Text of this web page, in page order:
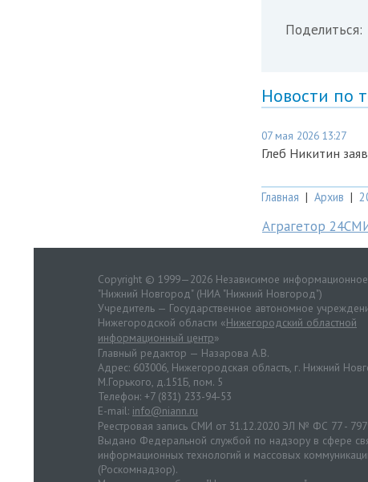
Поделиться:
Новости по
07 мая 2026 13:27
Глеб Никитин
Главная | Архив |
Аграгетор
Copyright © 1999—2026 Независимое информационное
"Нижний Новгород" (НИА "Нижний Новгород")
Учредитель — Государственное автономное
Нижегородской области «Нижегородский областной
информационный центр»
Главный редактор — Назарова А.В.
Адрес: 603006, Нижегородская область, г. Нижний
М.Горького, д.151Б, пом. 5
Телефон: +7 (831) 233-94-53
E-mail: info@niann.ru
Реестровая запись СМИ от 31.12.2020 ЭЛ № ФС 77 -
Выдано Федеральной службой по надзору в сфере
информационных технологий и массовых
(Роскомнадзор).